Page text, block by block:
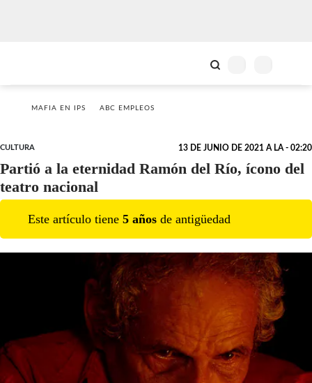
MAFIA EN IPS ABC EMPLEOS
CULTURA 13 DE JUNIO DE 2021 A LA - 02:20
Partió a la eternidad Ramón del Río, ícono del
teatro nacional
Este artículo tiene 5 años de antigüedad